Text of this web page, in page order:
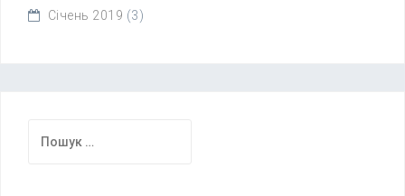
Січень 2019 (3)